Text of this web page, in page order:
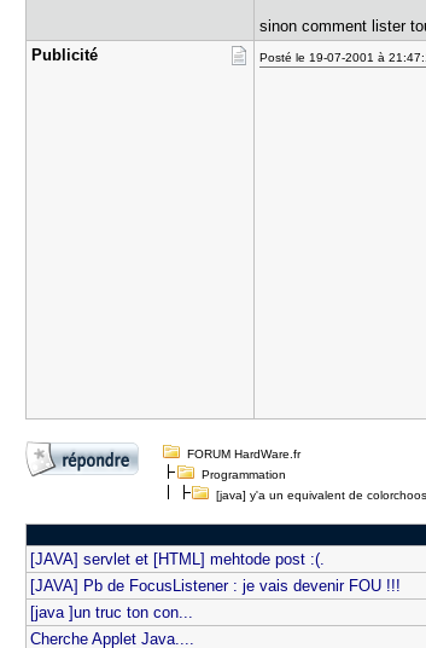
sinon comment lister
Publicité
Posté le 19-07-2001 à
FORUM HardWare.fr
Programmation
[java] y'a un equivalent de
[JAVA] servlet et [HTML] mehtode post :(.
[JAVA] Pb de FocusListener : je vais devenir FOU !!!
[java ]un truc ton con...
Cherche Applet Java....